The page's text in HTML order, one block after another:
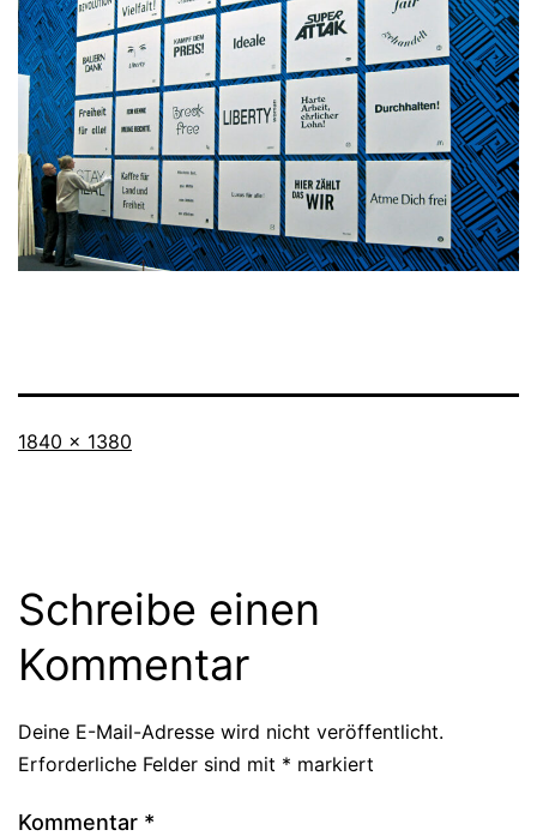
Vollständige
1840 × 1380
Schreibe einen
Kommentar
Deine E-Mail-Adresse wird nicht veröffentlicht.
Erforderliche Felder sind mit * markiert
Kommentar *